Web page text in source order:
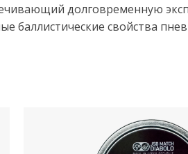
долговременную
баллистические свойства